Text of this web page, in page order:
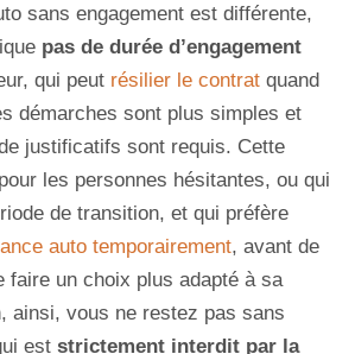
sans engagement est différente,
pas de durée d’engagement
qui peut résilier le contrat quand
démarches sont plus simples et
justificatifs sont requis. Cette
les personnes hésitantes, ou qui
de transition, et qui préfère
auto temporairement, avant de
faire un choix plus adapté à sa
ainsi, vous ne restez pas sans
est strictement interdit par la